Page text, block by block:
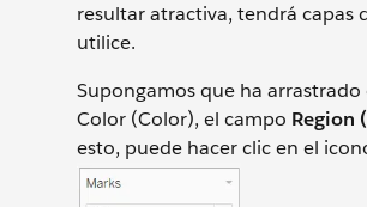
resultar atractiva, tendrá capas
utilice.
Supongamos que ha
Color (Color), el campo Region
esto, puede hacer clic en el